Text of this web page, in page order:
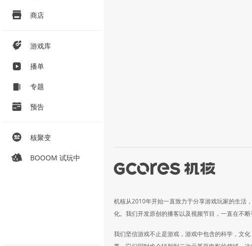
商店
游戏库
播单
专题
预告
核聚变
BOOOM 试玩中
机核从2010年开始一直致力于分享游戏玩家的生活
化。我们开发原创的播客以及视频节目，一直在不断
我们坚信游戏不止是游戏，游戏中包含的科学，文